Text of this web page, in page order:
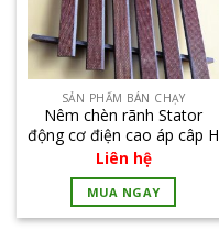
SẢN PHẨM BÁN CHẠY
Nêm chèn rãnh Stator
động cơ điện cao áp câp H
Liên hệ
MUA NGAY